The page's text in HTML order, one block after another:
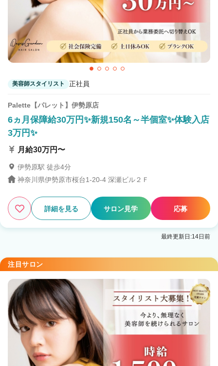
美容師スタイリスト 正社員
Palette【パレット】伊勢原店
6ヵ月保障給30万円✨新規150名～半個室✨体験入店
3万円✨
月給30万円〜
伊勢原駅 徒歩4分
神奈川県伊勢原市桜台1-20-4 深瀬ビル２Ｆ
詳細を見る サロン見学 応募
最終更新日:14日前
注目サロン